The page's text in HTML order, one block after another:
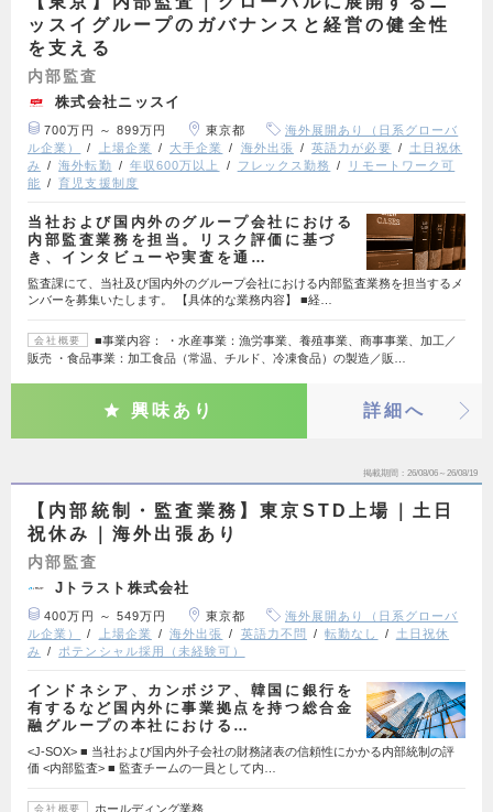
ッスイグループのガバナンスと経営の健全性
を支える
内部監査
株式会社ニッスイ
700万円 ～ 899万円 東京都
海外展開あり（日系グローバ
ル企業）
上場企業 大手企業 海外出張 英語力が必要
土日祝休
み
海外転勤 年収600万以上 フレックス勤務
リモートワーク可
能
育児支援制度
当社および国内外のグループ会社における
内部監査業務を担当。リスク評価に基づ
き、インタビューや実査を通…
監査課にて、当社及び国内外のグループ会社における内部監査業務を担当するメ
ンバーを募集いたします。 【具体的な業務内容】 ■経…
会社概要
■事業内容： ・水産事業：漁労事業、養殖事業、商事事業、加工／
販売 ・食品事業：加工食品（常温、チルド、冷凍食品）の製造／販…
興味あり 詳細へ
掲載期間 26/08/06～26/08/19
【内部統制・監査業務】東京STD上場｜土日
祝休み｜海外出張あり
内部監査
Jトラスト株式会社
400万円 ～ 549万円 東京都
海外展開あり（日系グローバ
ル企業）
上場企業 海外出張 英語力不問 転勤なし
土日祝休
み
ポテンシャル採用（未経験可）
インドネシア、カンボジア、韓国に銀行を
有するなど国内外に事業拠点を持つ総合金
融グループの本社における…
<J-SOX> ■ 当社および国内外子会社の財務諸表の信頼性にかかる内部統制の評
価 <内部監査> ■ 監査チームの一員として内…
会社概要 ホールディング業務